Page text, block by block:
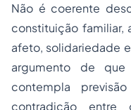
Não é coerente
constituição familiar,
afeto, solidariedade
argumento de
contempla
contradição entre